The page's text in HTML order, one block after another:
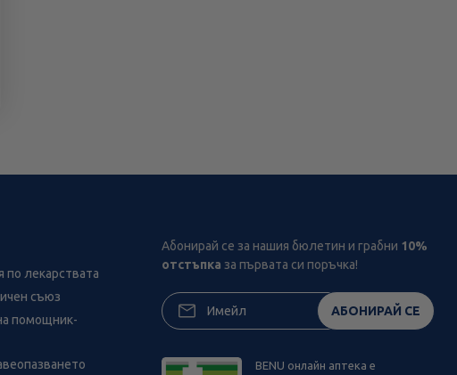
по лекарствата
съюз
помощник-
Абонирай се за нашия бюлетин и грабни 10%
отстъпка за първата си поръчка!
АБОНИРАЙ СЕ
BENU онлайн аптека е